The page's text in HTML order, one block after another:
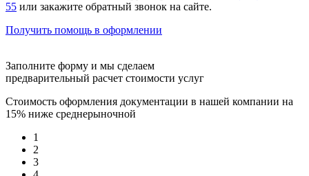
55 или закажите обратный звонок на сайте.
Получить помощь в оформлении
Заполните форму и мы сделаем
предварительный расчет стоимости услуг
Стоимость оформления документации в нашей компании на
15% ниже среднерыночной
1
2
3